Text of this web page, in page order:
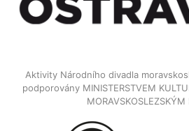
Aktivity Národního divadla
podporovány MINISTERSTVEM
MORAVSKOSLEZSKÝM